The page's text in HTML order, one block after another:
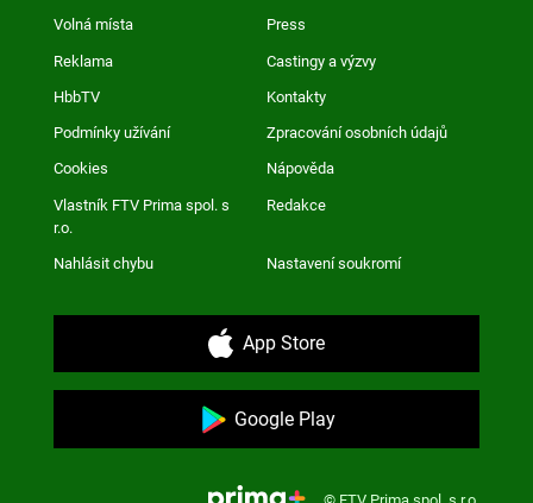
Volná místa Press
Reklama Castingy a výzvy
HbbTV Kontakty
Podmínky užívání Zpracování osobních údajů
Cookies Nápověda
Vlastník FTV Prima spol. s
r.o.
Redakce
Nahlásit chybu Nastavení soukromí
App Store
Google Play